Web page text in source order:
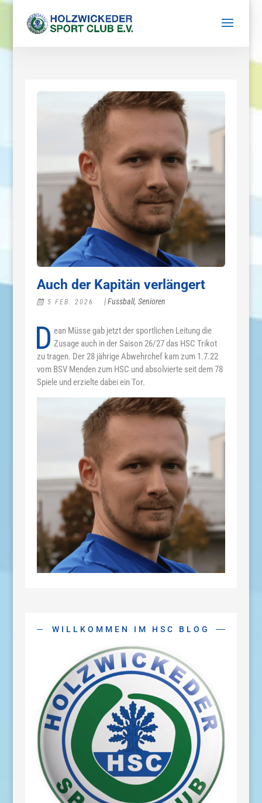
Auch der Kapitän verlängert
5 FEB. 2026 |Fussball, Senioren
D ean Müsse gab jetzt der sportlichen Leitung die
Zusage auch in der Saison 26/27 das HSC Trikot
zu tragen. Der 28 jährige Abwehrchef kam zum 1.7.22
vom BSV Menden zum HSC und absolvierte seit dem 78
Spiele und erzielte dabei ein Tor.
WILLKOMMEN IM HSC BLOG